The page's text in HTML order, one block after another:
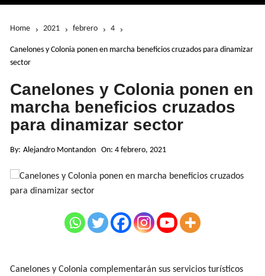
Home 2021 febrero 4
Canelones y Colonia ponen en marcha beneficios cruzados para dinamizar
sector
Canelones y Colonia ponen en
marcha beneficios cruzados
para dinamizar sector
By: Alejandro Montandon On:4 febrero, 2021
Canelones y Colonia complementarán sus servicios turísticos